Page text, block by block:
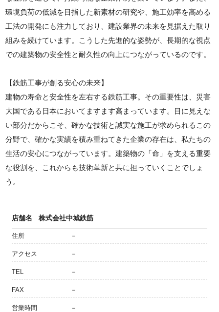
環境負荷の低減を目指した新素材の研究や、施工効率を高める
工法の開発にも注力しており、建設業界の未来を見据えた取り
組みを続けています。こうした先進的な姿勢が、長期的な視点
での建築物の安全性と耐久性の向上につながっているのです。
【鉄筋工事が創る安心の未来】
建物の寿命と安全性を左右する鉄筋工事。その重要性は、災害
大国である日本においてますます高まっています。目に見えな
い部分だからこそ、確かな技術と誠実な施工が求められるこの
分野で、確かな実績を積み重ねてきた企業の存在は、私たちの
生活の安心につながっています。建築物の「命」を支える重要
な役割を、これからも技術革新と共に担っていくことでしょ
う。
店舗名 株式会社中城鉄筋
住所 －
アクセス －
TEL －
FAX －
営業時間 －